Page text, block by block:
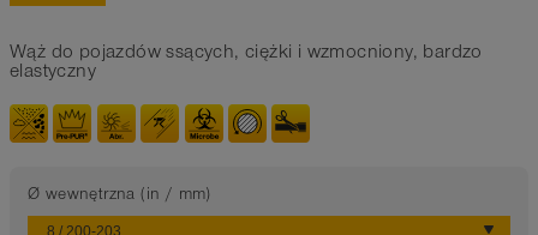
Wąż do pojazdów ssących, ciężki i wzmocniony, bardzo
elastyczny
Ø wewnętrzna (in / mm)